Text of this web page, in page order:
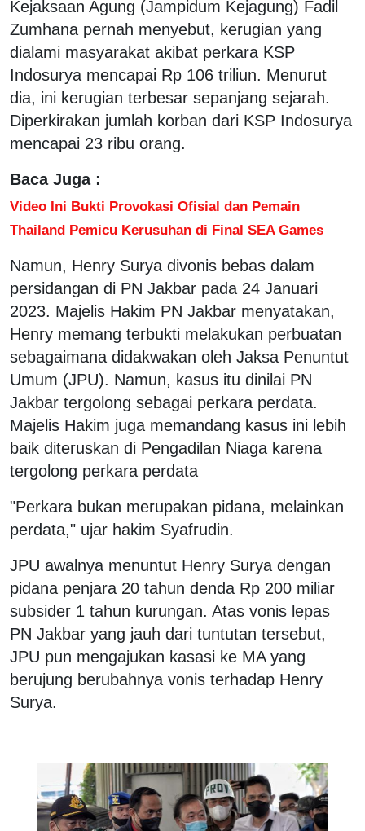
Kejaksaan Agung (Jampidum Kejagung) Fadil
Zumhana pernah menyebut, kerugian yang
dialami masyarakat akibat perkara KSP
Indosurya mencapai Rp 106 triliun. Menurut
dia, ini kerugian terbesar sepanjang sejarah.
Diperkirakan jumlah korban dari KSP Indosurya
mencapai 23 ribu orang.
Baca Juga :
Video Ini Bukti Provokasi Ofisial dan Pemain
Thailand Pemicu Kerusuhan di Final SEA Games
Namun, Henry Surya divonis bebas dalam
persidangan di PN Jakbar pada 24 Januari
2023. Majelis Hakim PN Jakbar menyatakan,
Henry memang terbukti melakukan perbuatan
sebagaimana didakwakan oleh Jaksa Penuntut
Umum (JPU). Namun, kasus itu dinilai PN
Jakbar tergolong sebagai perkara perdata.
Majelis Hakim juga memandang kasus ini lebih
baik diteruskan di Pengadilan Niaga karena
tergolong perkara perdata
"Perkara bukan merupakan pidana, melainkan
perdata," ujar hakim Syafrudin.
JPU awalnya menuntut Henry Surya dengan
pidana penjara 20 tahun denda Rp 200 miliar
subsider 1 tahun kurungan. Atas vonis lepas
PN Jakbar yang jauh dari tuntutan tersebut,
JPU pun mengajukan kasasi ke MA yang
berujung berubahnya vonis terhadap Henry
Surya.